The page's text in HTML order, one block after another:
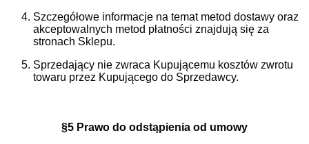
Szczegółowe informacje na temat metod dostawy oraz
akceptowalnych metod płatności znajdują się za
stronach Sklepu.
Sprzedający nie zwraca Kupującemu kosztów zwrotu
towaru przez Kupującego do Sprzedawcy.
§5 Prawo do odstąpienia od umowy